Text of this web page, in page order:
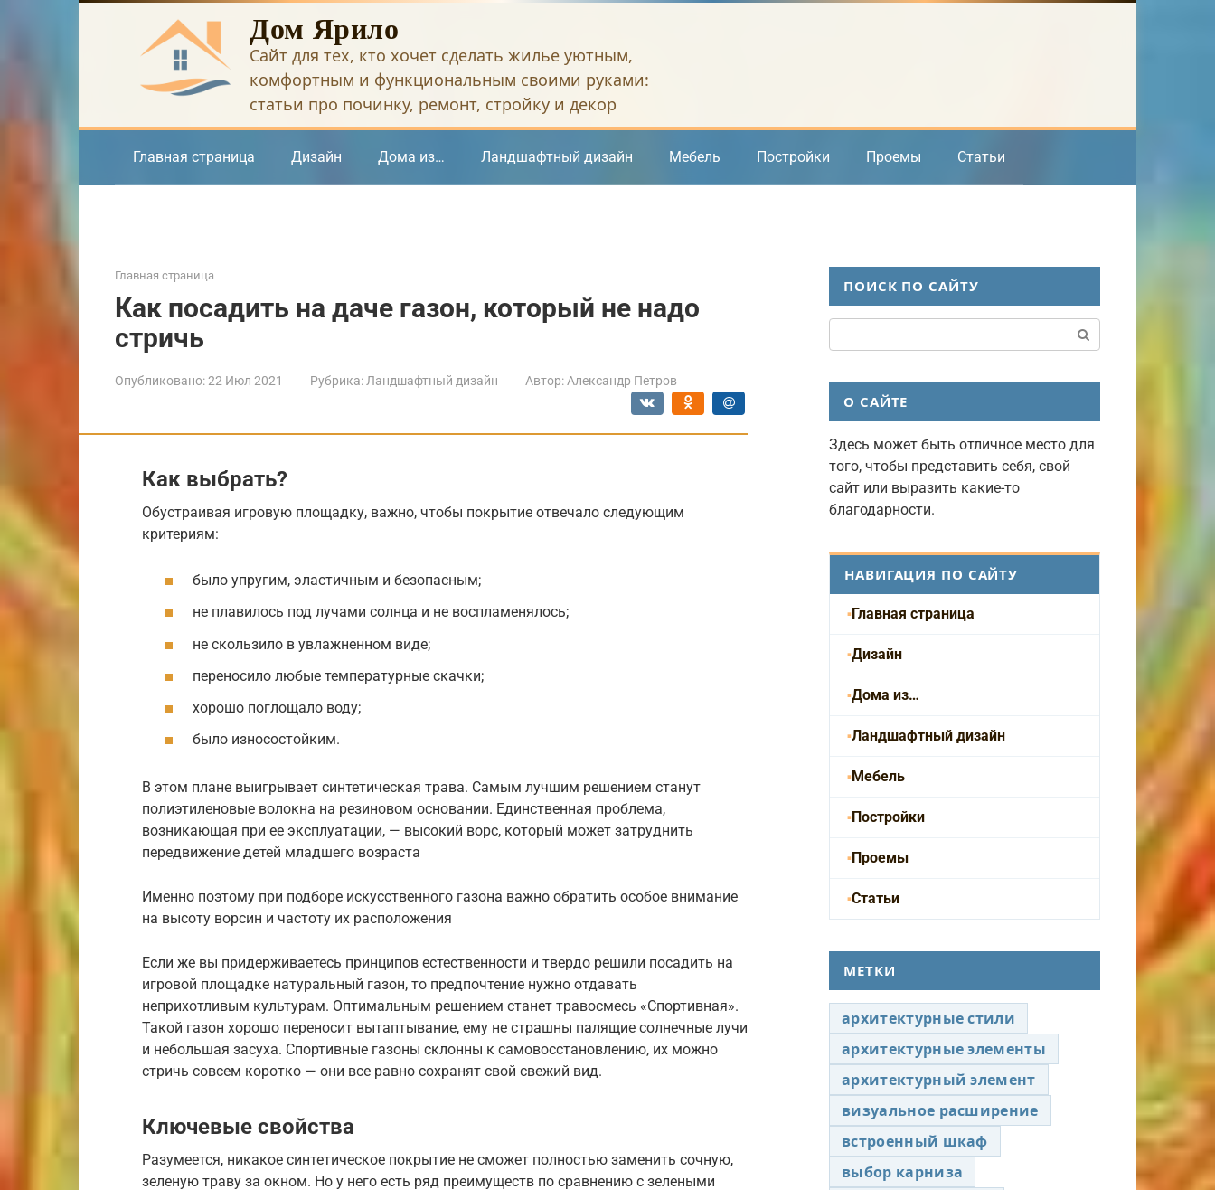
Дом Ярило
Сайт для тех, кто хочет сделать жилье уютным,
комфортным и функциональным своими руками:
статьи про починку, ремонт, стройку и декор
Главная страница Дизайн Дома из… Ландшафтный дизайн Мебель Постройки Проемы Статьи
Главная страница
Как посадить на даче газон, который не надо
стричь
Опубликовано:22 Июл 2021 Рубрика: Ландшафтный дизайн Автор: Александр Петров
Как выбрать?
Обустраивая игровую площадку, важно, чтобы покрытие отвечало следующим
критериям:
было упругим, эластичным и безопасным;
не плавилось под лучами солнца и не воспламенялось;
не скользило в увлажненном виде;
переносило любые температурные скачки;
хорошо поглощало воду;
было износостойким.
В этом плане выигрывает синтетическая трава. Самым лучшим решением станут
полиэтиленовые волокна на резиновом основании. Единственная проблема,
возникающая при ее эксплуатации, — высокий ворс, который может затруднить
передвижение детей младшего возраста
Именно поэтому при подборе искусственного газона важно обратить особое внимание
на высоту ворсин и частоту их расположения
Если же вы придерживаетесь принципов естественности и твердо решили посадить на
игровой площадке натуральный газон, то предпочтение нужно отдавать
неприхотливым культурам. Оптимальным решением станет травосмесь «Спортивная».
Такой газон хорошо переносит вытаптывание, ему не страшны палящие солнечные лучи
и небольшая засуха. Спортивные газоны склонны к самовосстановлению, их можно
стричь совсем коротко — они все равно сохранят свой свежий вид.
Ключевые свойства
Разумеется, никакое синтетическое покрытие не сможет полностью заменить сочную,
зеленую траву за окном. Но у него есть ряд преимуществ по сравнению с зелеными
ПОИСК ПО САЙТУ
О САЙТЕ
Здесь может быть отличное место для
того, чтобы представить себя, свой
сайт или выразить какие-то
благодарности.
НАВИГАЦИЯ ПО САЙТУ
Главная страница
Дизайн
Дома из…
Ландшафтный дизайн
Мебель
Постройки
Проемы
Статьи
МЕТКИ
архитектурные стили
архитектурные элементы
архитектурный элемент
визуальное расширение
встроенный шкаф
выбор карниза